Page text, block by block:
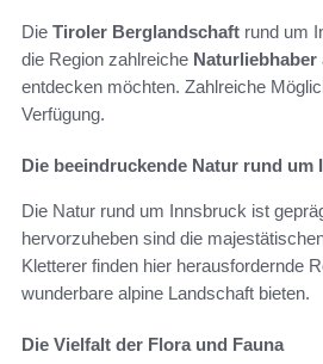
Die Tiroler Berglandschaft rund um
die Region zahlreiche Naturliebhaber
entdecken möchten. Zahlreiche
Verfügung.
Die beeindruckende Natur rund um
Die Natur rund um Innsbruck ist
hervorzuheben sind die
Kletterer finden hier herausfordernde
wunderbare alpine Landschaft bieten.
Die Vielfalt der Flora und Fauna